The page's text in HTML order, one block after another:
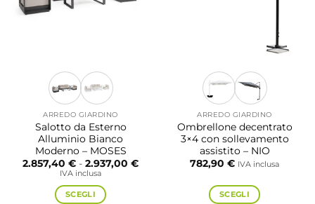
possono
del
prodotto
ARREDO GIARDINO
Salotto da Esterno
Alluminio Bianco
Moderno – MOSES
2.857,40 € - 2.937,00 €Fascia
IVA inclusa
SCEGLI
ARREDO GIARDINO
Ombrellone decentrato
3×4 con sollevamento
assistito – NIO
782,90 € IVA inclusa
SCEGLI